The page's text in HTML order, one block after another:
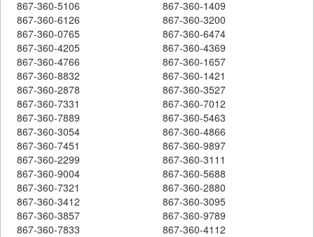
867-360-5106
867-360-1409
867-360-6126
867-360-3200
867-360-0765
867-360-6474
867-360-4205
867-360-4369
867-360-4766
867-360-1657
867-360-8832
867-360-1421
867-360-2878
867-360-3527
867-360-7331
867-360-7012
867-360-7889
867-360-5463
867-360-3054
867-360-4866
867-360-7451
867-360-9897
867-360-2299
867-360-3111
867-360-9004
867-360-5688
867-360-7321
867-360-2880
867-360-3412
867-360-3095
867-360-3857
867-360-9789
867-360-7833
867-360-4112